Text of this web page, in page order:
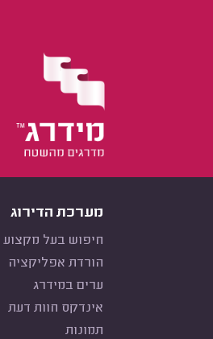
מערכת הדירוג
חיפוש בעל מקצוע
הורדת אפליקציה
ערים במידרג
אינדקס חוות דעת
תמונות